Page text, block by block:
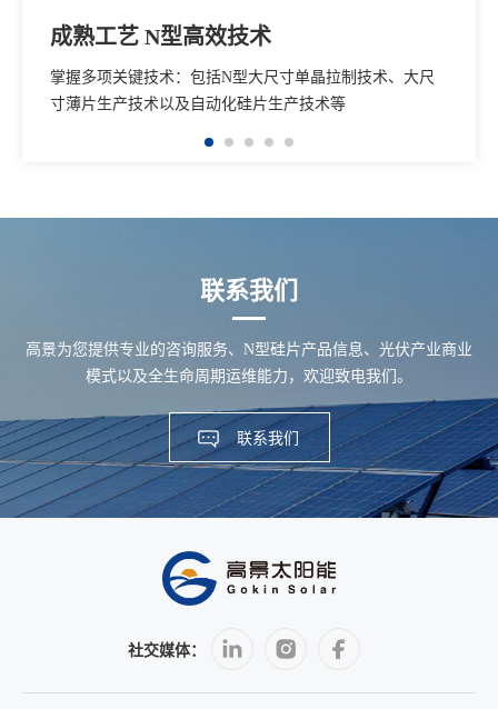
成熟工艺 N型高效技术
掌握多项关键技术：包括N型大尺寸单晶拉制技术、大尺
寸薄片生产技术以及自动化硅片生产技术等
联系我们
高景为您提供专业的咨询服务、N型硅片产品信息、光伏产业商业
模式以及全生命周期运维能力，欢迎致电我们。
联系我们
社交媒体：